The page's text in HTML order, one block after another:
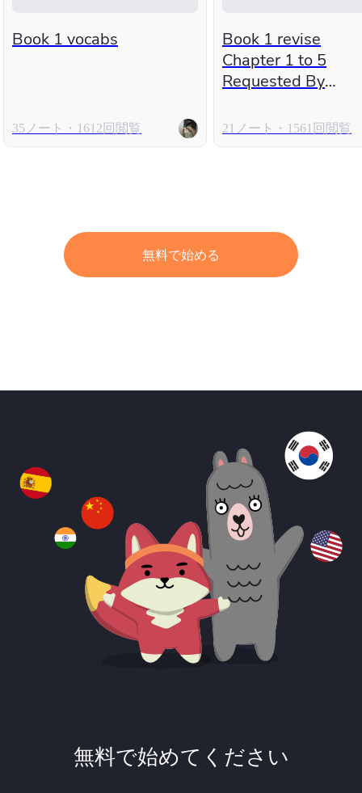
Book 1 vocabs
35ノート・1612回閲覧
Book 1 revise
Chapter 1 to 5
Requested By
21ノート・1561回閲覧
無料で始める
無料で始めてください